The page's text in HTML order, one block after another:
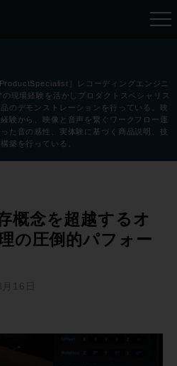
］レコーディングエンジニ
の現場経験を活かしプロダクトスペシャリス
のデモンストレーションを行っている。映
験から、映像と音声を繋ぐワークフロー運
た音の感性、実体験に基づく商品説明、技
築を行っている。
概念を超越するオ
の圧倒的パフォー
16日